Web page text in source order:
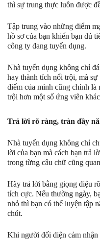
thì sự trung thực luôn được
Tập trung vào những điểm
hồ sơ của bạn khiến bạn đủ
công ty đang tuyển dụng.
Nhà tuyển dụng không chỉ
hay thành tích nổi trội, mà
điểm của mình cũng chính là
trội hơn một số ứng viên
Trả lời rõ ràng, tràn đầy
Nhà tuyển dụng không chỉ
lời của bạn mà cách bạn trả
trong từng câu chữ cũng
Hãy trả lời bằng giọng điệu
tích cực. Nếu thường ngày,
nhỏ thì bạn có thể luyện tập
chút.
Khi người đối diện cảm